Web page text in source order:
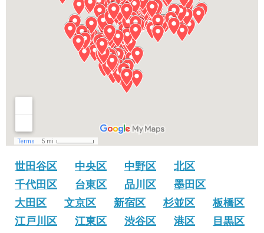
グリコアルブミン
特集・連載 一覧へ
世田谷区 中央区 中野区
北区
千代田区
台東区 品川区
墨田区
大田区
文京区 新宿区 杉並区
板橋区
江戸川区
江東区 渋谷区 港区
目黒区